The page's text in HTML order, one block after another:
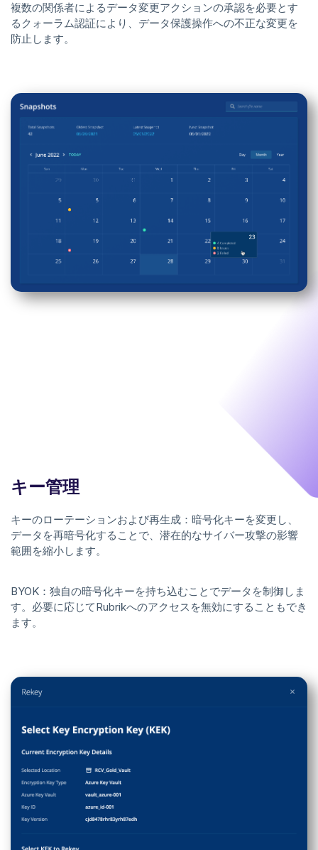
複数の関係者によるデータ変更アクションの承認を必要とす
るクォーラム認証により、データ保護操作への不正な変更を
防止します。
キー管理
キーのローテーションおよび再生成：暗号化キーを変更し、
データを再暗号化することで、潜在的なサイバー攻撃の影響
範囲を縮小します。
BYOK：独自の暗号化キーを持ち込むことでデータを制御しま
す。必要に応じてRubrikへのアクセスを無効にすることもでき
ます。